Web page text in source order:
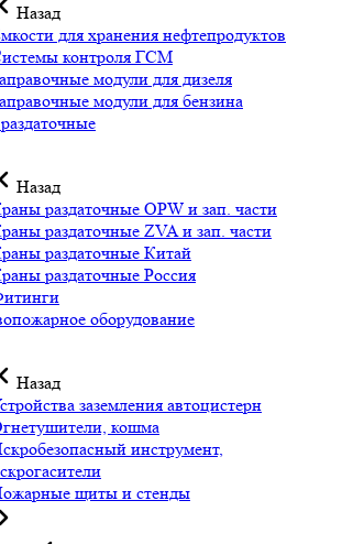
Назад
для хранения нефтепродуктов
контроля ГСМ
модули для дизеля
модули для бензина
Назад
раздаточные OPW и зап. части
раздаточные ZVA и зап. части
раздаточные Китай
раздаточные Россия
оборудование
Назад
заземления автоцистерн
кошма
инструмент,
щиты и стенды